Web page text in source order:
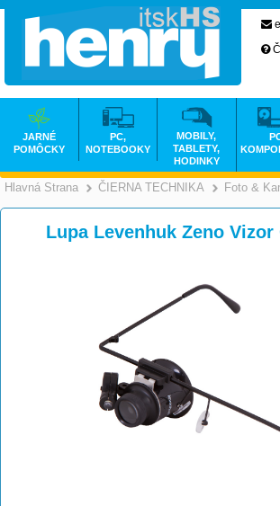
Hlavná Strana >
ČIERNA TECHNIKA Foto &
Lupa Levenhuk Zeno Vizor
JARNÉ
POMÔCKY
PC,
NOTEBOOKY
MOBILY,
TABLETY,
HODINKY